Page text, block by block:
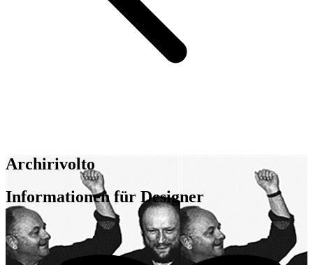
Archirivolto
Informationen für Designer